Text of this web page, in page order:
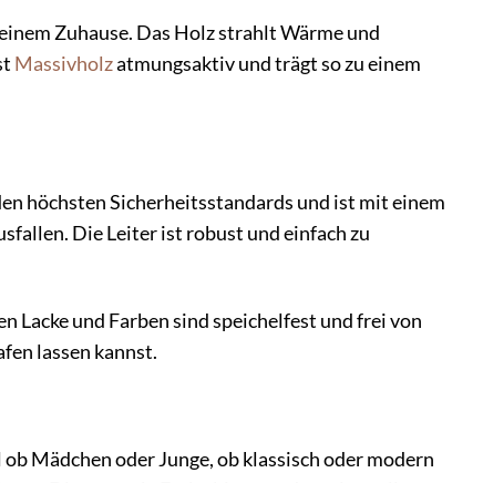
Zuhause. Das Holz strahlt Wärme und
Massivholzatmungsaktiv und trägt so zu einem
höchsten Sicherheitsstandards und ist mit einem
Die Leiter ist robust und einfach zu
Lacke und Farben sind speichelfest und frei von
lassen kannst.
Mädchen oder Junge, ob klassisch oder modern